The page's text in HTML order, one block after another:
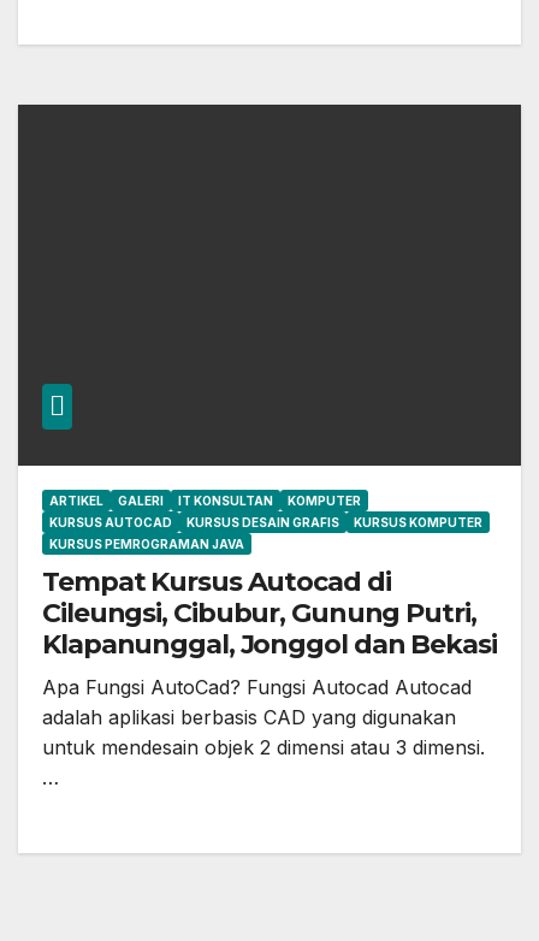
ARTIKEL GALERI IT KONSULTAN
KOMPUTER
KURSUS AUTOCAD
KURSUS DESAIN GRAFIS
KURSUS KOMPUTER
KURSUS PEMROGRAMAN JAVA
Tempat Kursus Autocad di
Cileungsi, Cibubur, Gunung Putri,
Klapanunggal, Jonggol dan Bekasi
Apa Fungsi AutoCad? Fungsi Autocad Autocad
adalah aplikasi berbasis CAD yang digunakan
untuk mendesain objek 2 dimensi atau 3 dimensi.
…